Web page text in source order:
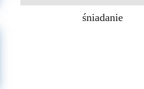
śniadanie